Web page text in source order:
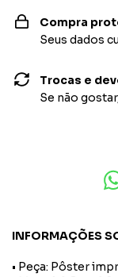
Compra
Seus dados
Trocas e
Se não
INFORMAÇÕES
• Peça: Pôster